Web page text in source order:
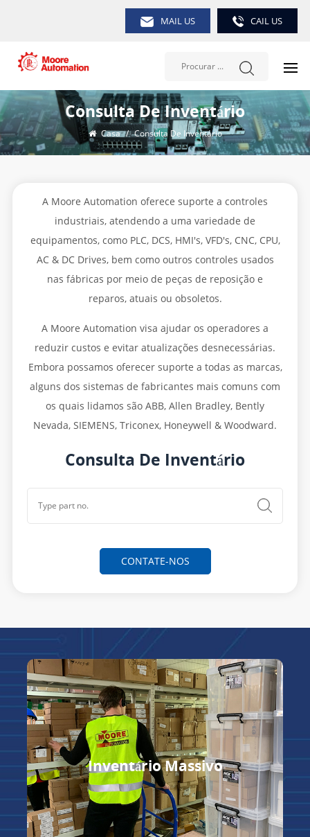
MAIL US CAIL US
Consulta De Inventário
Casa / Consulta De Inventário
A Moore Automation oferece suporte a controles
industriais, atendendo a uma variedade de
equipamentos, como PLC, DCS, HMI's, VFD's, CNC, CPU,
AC & DC Drives, bem como outros controles usados
nas fábricas por meio de peças de reposição e
reparos, atuais ou obsoletos.
A Moore Automation visa ajudar os operadores a
reduzir custos e evitar atualizações desnecessárias.
Embora possamos oferecer suporte a todas as marcas,
alguns dos sistemas de fabricantes mais comuns com
os quais lidamos são ABB, Allen Bradley, Bently
Nevada, SIEMENS, Triconex, Honeywell & Woodward.
Consulta De Inventário
CONTATE-NOS
Inventário Massivo